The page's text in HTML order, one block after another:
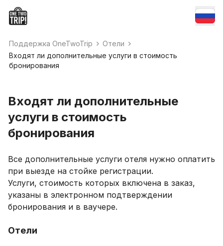
Поддержка OneTwoTrip
Отели
Входят ли дополнительные услуги в стоимость
бронирования
Входят ли дополнительные
услуги в стоимость
бронирования
Все дополнительные услуги отеля нужно оплатить
при выезде на стойке регистрации.
Услуги, стоимость которых включена в заказ,
указаны в электронном подтверждении
бронирования и в ваучере.
Отели